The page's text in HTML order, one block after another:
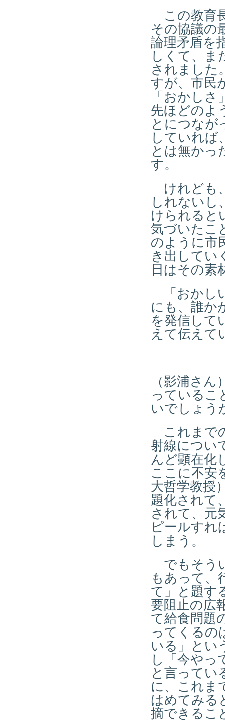
この教育
その協議の
論理矛盾を
しくて、ま
されました
すが、市民
「おかし
先ほどのよ
とにつなが
していれば
とは無かっ
す。
けれども
しれないし
けられると
気づいたこ
のように市
き出してい
日はその素
「おかし
にも、誰か
を発信して
えて伝えて
（影浦さ
っているこ
いでしょう
これまで
射線につい
んど顕在化
ここに不安
大哲学教授
題化されて
されて、元
ピールすれ
しまう。
でもそう
もあって、
て」と題す
要阻止の広
て給食問題
ってくるの
いる」とい
し「今やっ
と言ってい
に、これま
はめてみる
摘できるこ